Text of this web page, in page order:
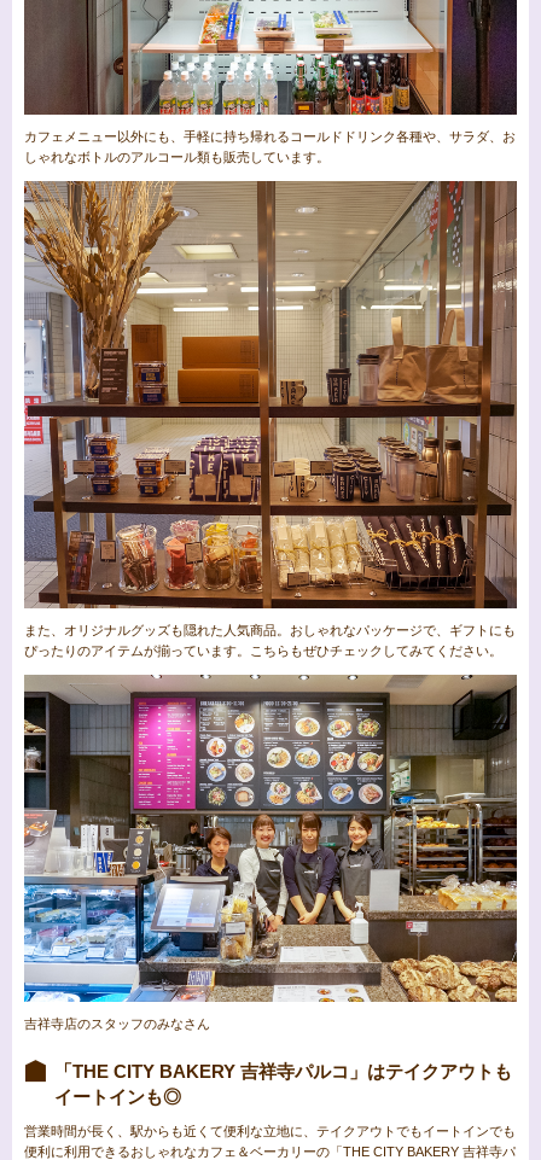
カフェメニュー以外にも、手軽に持ち帰れるコールドドリンク各種や、サラダ、お
しゃれなボトルのアルコール類も販売しています。
また、オリジナルグッズも隠れた人気商品。おしゃれなパッケージで、ギフトにも
ぴったりのアイテムが揃っています。こちらもぜひチェックしてみてください。
吉祥寺店のスタッフのみなさん
「THE CITY BAKERY 吉祥寺パルコ」はテイクアウトも
イートインも◎
営業時間が長く、駅からも近くて便利な立地に、テイクアウトでもイートインでも
便利に利用できるおしゃれなカフェ＆ベーカリーの「THE CITY BAKERY 吉祥寺パ